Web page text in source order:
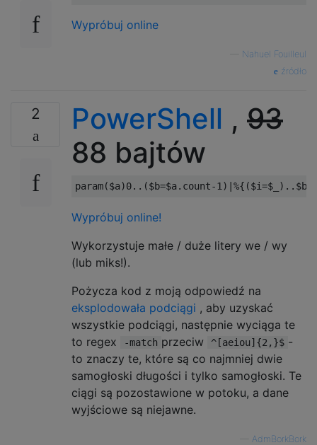
Wypróbuj online
Nahuel Fouilleul
źródło
2 PowerShell , 93
88 bajtów
param($a)0. .($b=$a. count-1 )|%{($i=$_ ).. $b
Wypróbuj online!
Wykorzystuje małe / duże litery we / wy
(lub miks!).
Pożycza kod z moją odpowiedź na
eksplodowała podciągi , aby uzyskać
wszystkie podciągi, następnie wyciąga te
to regex
-match przeciw ^[aeiou]{2,}$ -
to znaczy te, które są co najmniej dwie
samogłoski długości i tylko samogłoski. Te
ciągi są pozostawione w potoku, a dane
wyjściowe są niejawne.
AdmBorkBork